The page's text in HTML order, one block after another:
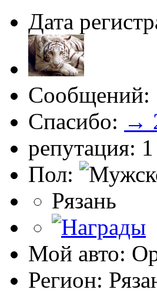
Дата
Сообщений:
Спасибо: →
репутация: 1
Пол:
Рязань
Мой авто:
Регион: